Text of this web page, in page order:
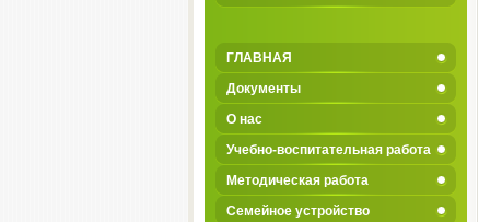
ГЛАВНАЯ
Документы
О нас
Учебно-воспитательная работа
Методическая работа
Семейное устройство